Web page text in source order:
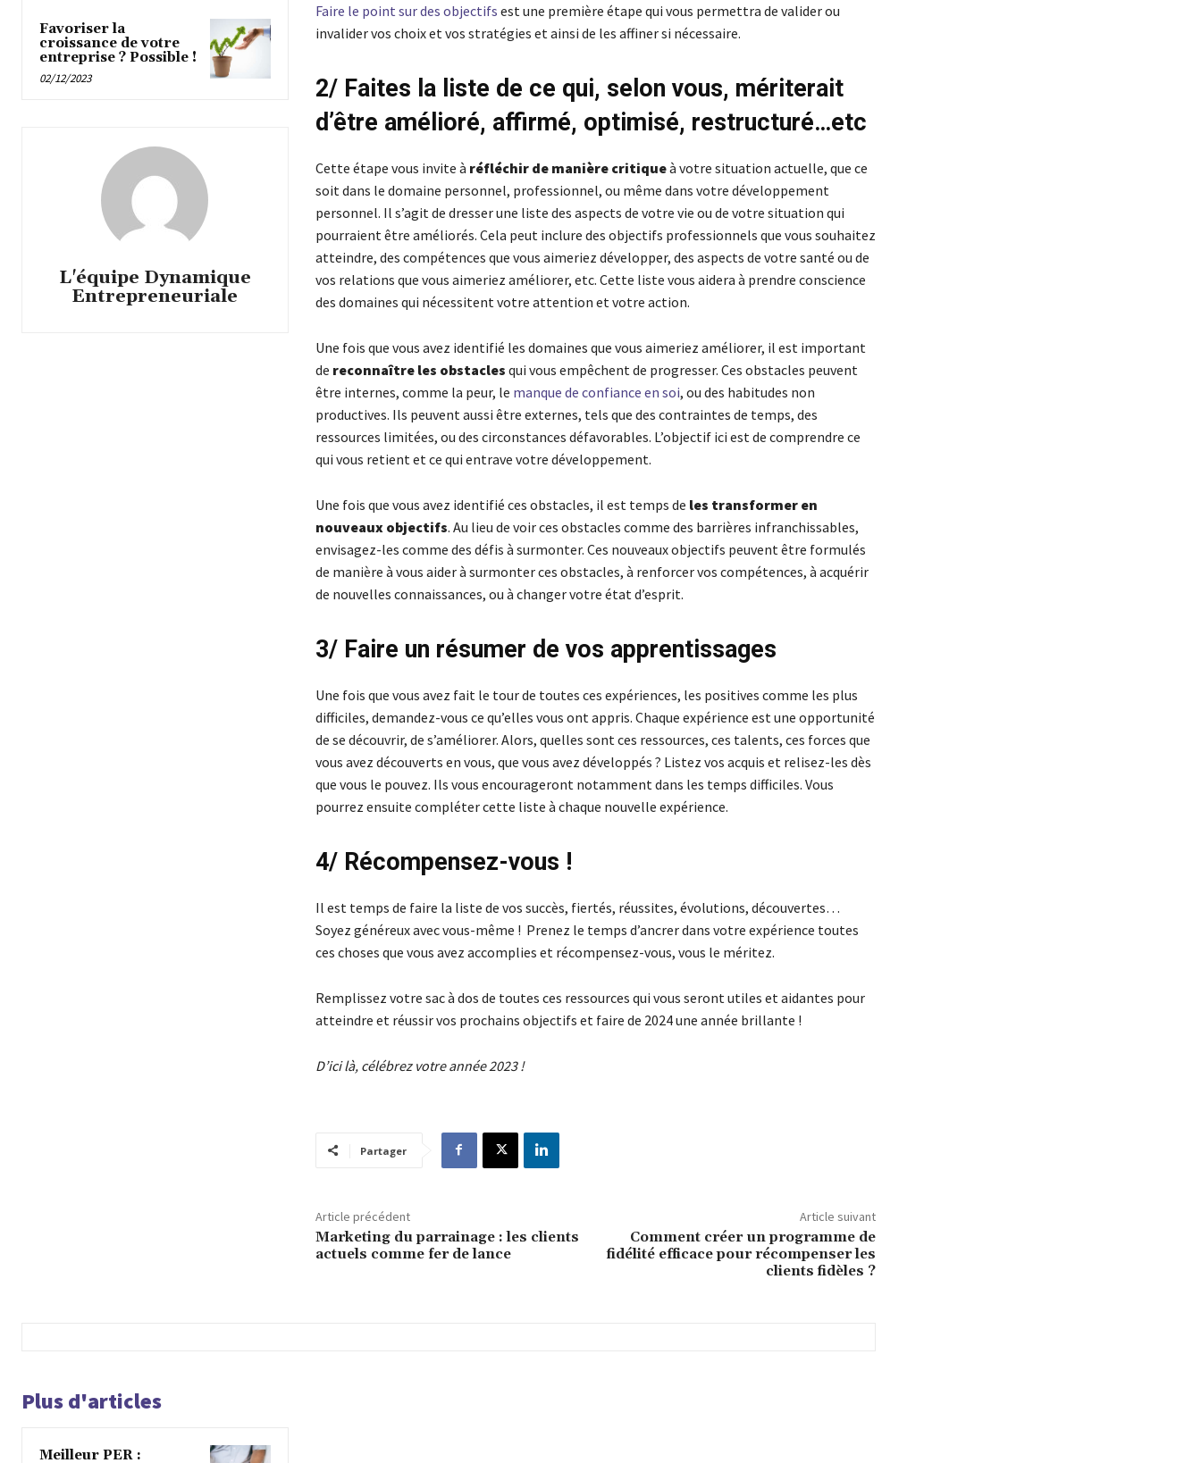
Favoriser la
croissance de votre
entreprise ? Possible !
02/12/2023
L'équipe Dynamique
Entrepreneuriale
Faire le point sur des objectifs est une première étape qui vous permettra de valider ou
invalider vos choix et vos stratégies et ainsi de les affiner si nécessaire.
2/ Faites la liste de ce qui, selon vous, mériterait
d’être amélioré, affirmé, optimisé, restructuré…etc
Cette étape vous invite à réfléchir de manière critiqueà votre situation actuelle, que ce
soit dans le domaine personnel, professionnel, ou même dans votre développement
personnel. Il s’agit de dresser une liste des aspects de votre vie ou de votre situation qui
pourraient être améliorés. Cela peut inclure des objectifs professionnels que vous souhaitez
atteindre, des compétences que vous aimeriez développer, des aspects de votre santé ou de
vos relations que vous aimeriez améliorer, etc. Cette liste vous aidera à prendre conscience
des domaines qui nécessitent votre attention et votre action.
Une fois que vous avez identifié les domaines que vous aimeriez améliorer, il est important
de reconnaître les obstacles qui vous empêchent de progresser. Ces obstacles peuvent
être internes, comme la peur, le manque de confiance en soi, ou des habitudes non
productives. Ils peuvent aussi être externes, tels que des contraintes de temps, des
ressources limitées, ou des circonstances défavorables. L’objectif ici est de comprendre ce
qui vous retient et ce qui entrave votre développement.
Une fois que vous avez identifié ces obstacles, il est temps de les transformer en
nouveaux objectifs. Au lieu de voir ces obstacles comme des barrières infranchissables,
envisagez-les comme des défis à surmonter. Ces nouveaux objectifs peuvent être formulés
de manière à vous aider à surmonter ces obstacles, à renforcer vos compétences, à acquérir
de nouvelles connaissances, ou à changer votre état d’esprit.
3/ Faire un résumer de vos apprentissages
Une fois que vous avez fait le tour de toutes ces expériences, les positives comme les plus
difficiles, demandez-vous ce qu’elles vous ont appris. Chaque expérience est une opportunité
de se découvrir, de s’améliorer. Alors, quelles sont ces ressources, ces talents, ces forces que
vous avez découverts en vous, que vous avez développés ? Listez vos acquis et relisez-les dès
que vous le pouvez. Ils vous encourageront notamment dans les temps difficiles. Vous
pourrez ensuite compléter cette liste à chaque nouvelle expérience.
4/ Récompensez-vous !
Il est temps de faire la liste de vos succès, fiertés, réussites, évolutions, découvertes…
Soyez généreux avec vous-même ! Prenez le temps d’ancrer dans votre expérience toutes
ces choses que vous avez accomplies et récompensez-vous, vous le méritez.
Remplissez votre sac à dos de toutes ces ressources qui vous seront utiles et aidantes pour
atteindre et réussir vos prochains objectifs et faire de 2024 une année brillante !
D’ici là, célébrez votre année 2023 !
Partager
Article précédent
Marketing du parrainage : les clients
actuels comme fer de lance
Article suivant
Comment créer un programme de
fidélité efficace pour récompenser les
clients fidèles ?
Plus d'articles
Meilleur PER :